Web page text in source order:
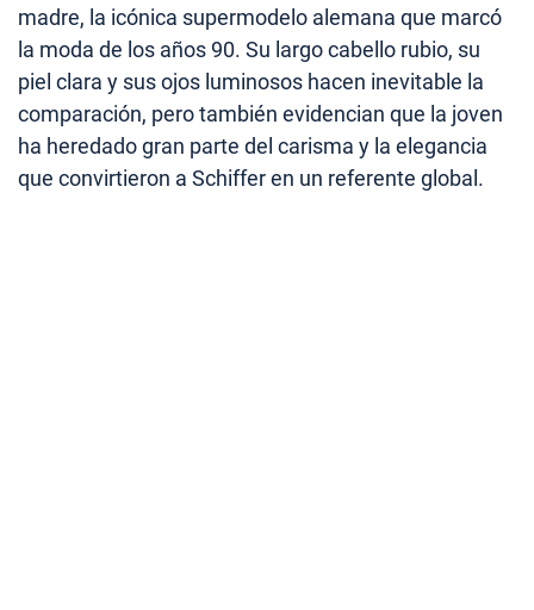
madre, la icónica supermodelo alemana que marcó
la moda de los años 90. Su largo cabello rubio, su
piel clara y sus ojos luminosos hacen inevitable la
comparación, pero también evidencian que la joven
ha heredado gran parte del carisma y la elegancia
que convirtieron a Schiffer en un referente global.